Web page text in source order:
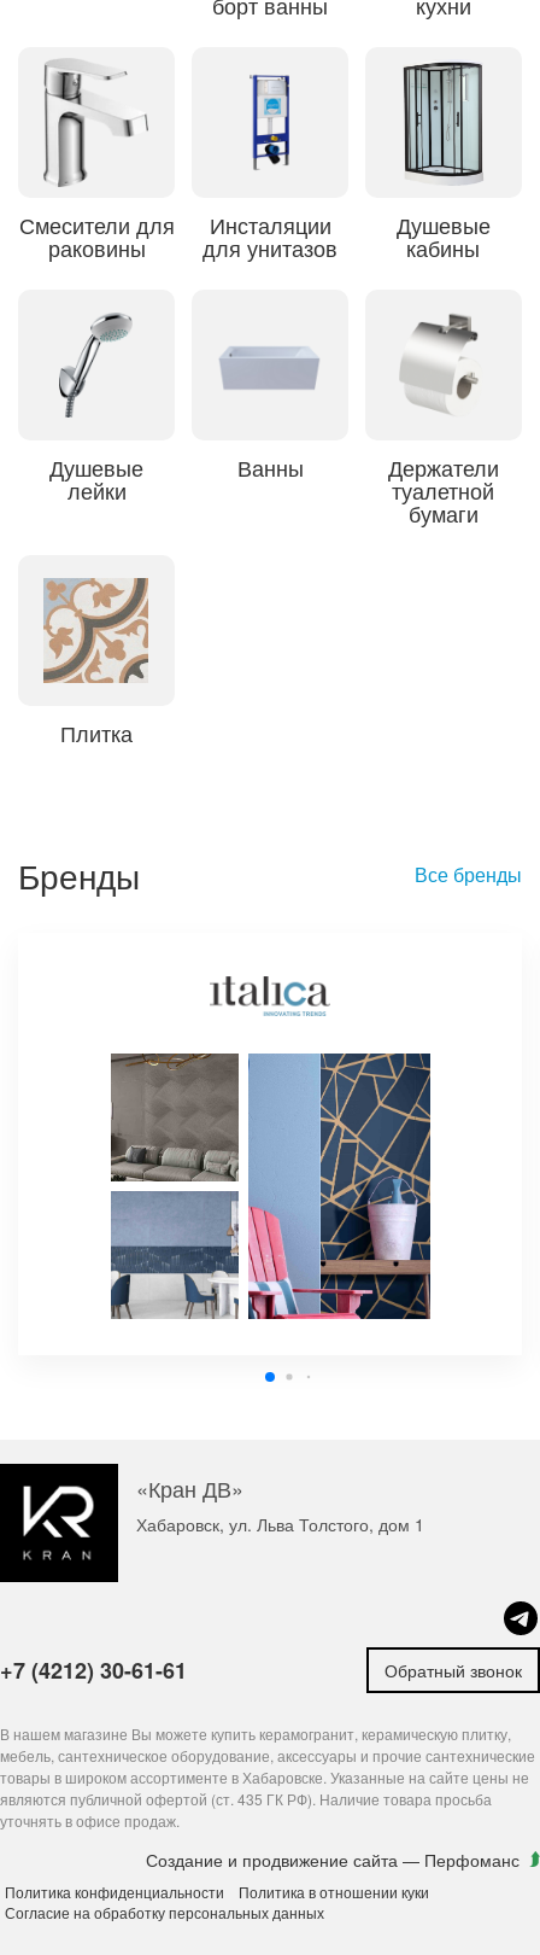
Смесители для
раковины
Инсталяции
для унитазов
Душевые
кабины
Душевые
лейки
Ванны Держатели
туалетной
бумаги
Плитка
Бренды Все бренды
«Кран ДВ»
Хабаровск, ул. Льва Толстого, дом 1
+7 (4212) 30-61-61 Обратный звонок
В нашем магазине Вы можете купить керамогранит, керамическую плитку,
мебель, сантехническое оборудование, аксессуары и прочие сантехнические
товары в широком ассортименте в Хабаровске. Указанные на сайте цены не
являются публичной офертой (ст. 435 ГК РФ). Наличие товара просьба
уточнять в офисе продаж.
Создание и продвижение сайта — Перфоманс
Политика конфиденциальности
Политика в отношении куки
Согласие на обработку персональных данных